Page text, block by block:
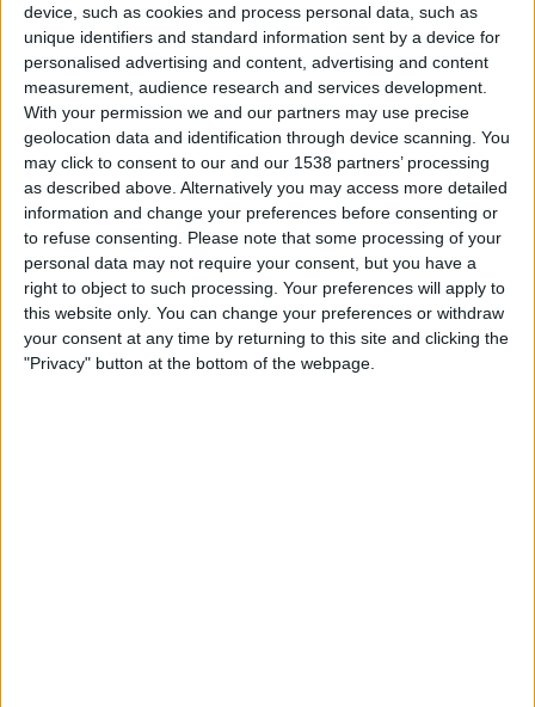
device, such as cookies and process personal data, such as
unique identifiers and standard information sent by a device for
personalised advertising and content, advertising and content
measurement, audience research and services development.
With your permission we and our partners may use precise
geolocation data and identification through device scanning. You
may click to consent to our and our 1538 partners’ processing
as described above. Alternatively you may access more detailed
information and change your preferences before consenting or
to refuse consenting.
Please note that some processing of your
personal data may not require your consent, but you have a
right to object to such processing. Your preferences will apply to
this website only. You can change your preferences or withdraw
your consent at any time by returning to this site and clicking the
"Privacy" button at the bottom of the webpage.
límit», perquè «s’està rient dels ciutadans i les
institucions», asseverà. L’executiu vol «la retirada
immediata de la campanya publicitària» i demana
«una disculpa pública» adreçada als ciutadans.
Subscripció al butlletí
Rep les novetats d'El Temps al teu correu: